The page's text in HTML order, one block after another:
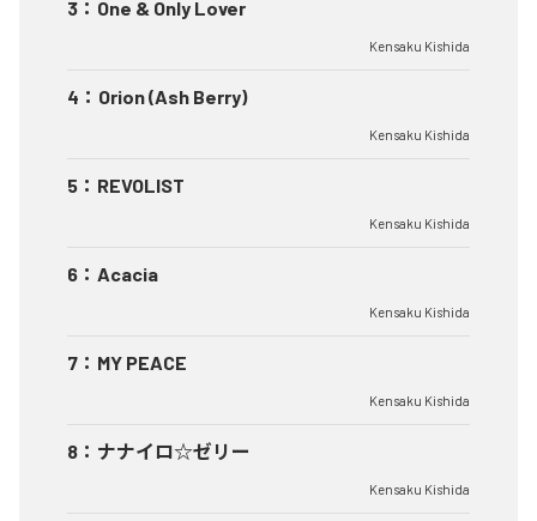
3 ： One & Only Lover
Kensaku Kishida
4 ： Orion (Ash Berry)
Kensaku Kishida
5 ： REVOLIST
Kensaku Kishida
6 ： Acacia
Kensaku Kishida
7 ： MY PEACE
Kensaku Kishida
8 ： ナナイロ☆ゼリー
Kensaku Kishida